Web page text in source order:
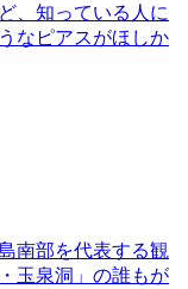
、知っている人に
なピアスがほしか
南部を代表する観
玉泉洞」の誰もが